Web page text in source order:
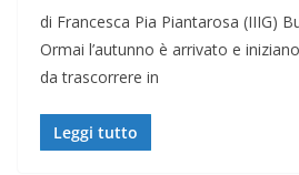
di Francesca Pia Piantarosa (IIIG)
Ormai l’autunno è arrivato e
da trascorrere in
Leggi tutto